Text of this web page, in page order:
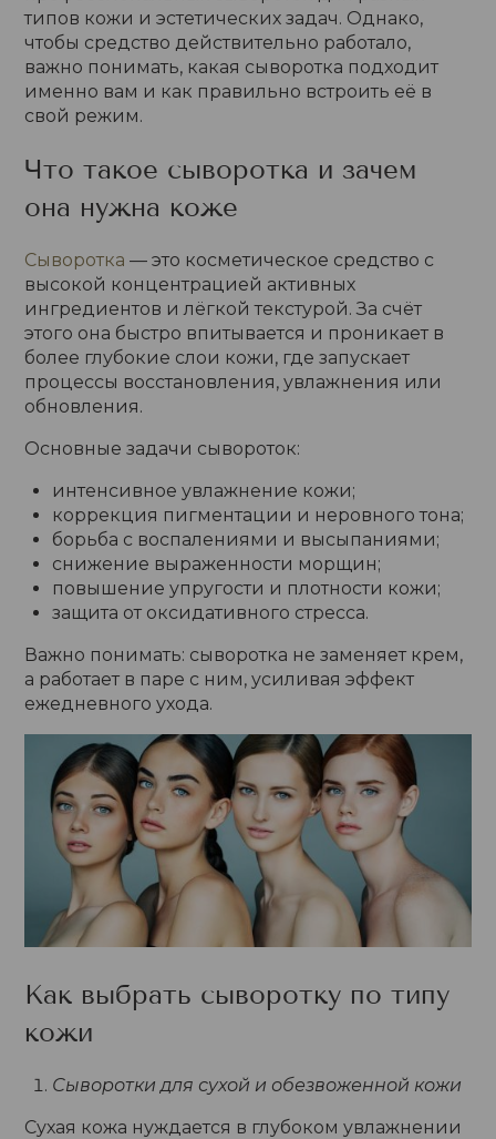
типов кожи и эстетических задач. Однако,
чтобы средство действительно работало,
важно понимать, какая сыворотка подходит
именно вам и как правильно встроить её в
свой режим.
Что такое сыворотка и зачем
она нужна коже
Сыворотка — это косметическое средство с
высокой концентрацией активных
ингредиентов и лёгкой текстурой. За счёт
этого она быстро впитывается и проникает в
более глубокие слои кожи, где запускает
процессы восстановления, увлажнения или
обновления.
Основные задачи сывороток:
интенсивное увлажнение кожи;
коррекция пигментации и неровного тона;
борьба с воспалениями и высыпаниями;
снижение выраженности морщин;
повышение упругости и плотности кожи;
защита от оксидативного стресса.
Важно понимать: сыворотка не заменяет крем,
а работает в паре с ним, усиливая эффект
ежедневного ухода.
Как выбрать сыворотку по типу
кожи
Сыворотки для сухой и обезвоженной кожи
Сухая кожа нуждается в глубоком увлажнении